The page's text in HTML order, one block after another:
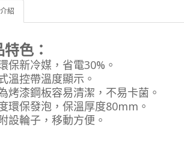
紹
色：
保新冷媒，省電30%。
溫控帶溫度顯示。
烤漆鋼板容易清潔，不易卡菌。
環保發泡，保溫厚度80mm。
設輪子，移動方便。